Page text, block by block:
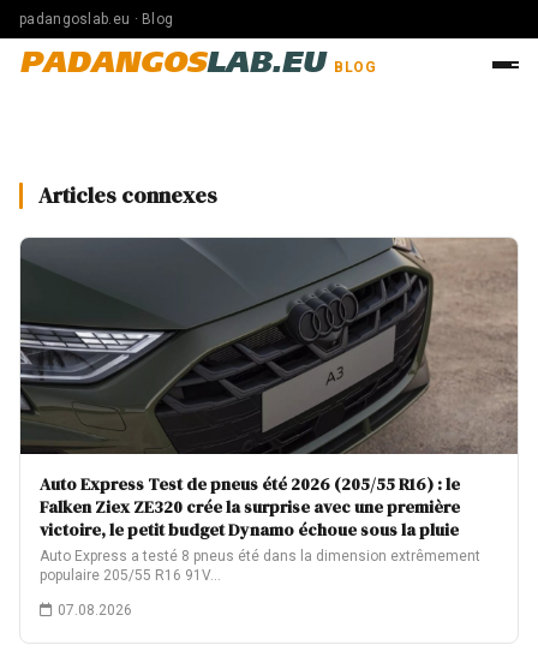
padangoslab.eu · Blog
PADANGOSLAB.EU BLOG
Articles connexes
Auto Express Test de pneus été 2026 (205/55 R16) : le
Falken Ziex ZE320 crée la surprise avec une première
victoire, le petit budget Dynamo échoue sous la pluie
Auto Express a testé 8 pneus été dans la dimension extrêmement
populaire 205/55 R16 91V…
07.08.2026